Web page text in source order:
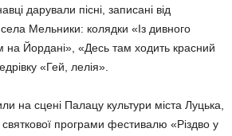
дарували пісні, за­пи­сані від
Мельники: колядки «Із дивного
Йордані», «Десь там хо­дить красний
«Гей, лелія».
на сцені Палацу культури міс­та Луцька,
програми фестивалю «Різдво у